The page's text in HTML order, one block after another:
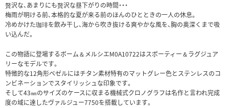
贅沢な、あまりにも贅沢な昼下がりの時間・・・
梅雨が明ける前、本格的な夏が来る前のほんのひとときの一人の休息。
冷めかけた珈琲を飲み干し、海から吹き抜ける爽やかな風を、胸の奥深くまで吸
い込んだ。
この物語に登場するボーム＆メルシエM0A10722はスポーティー＆ラグジュア
リーなモデルです。
特徴的な12角形ベゼルにはチタン素材特有のマットグレー色とステンレスのコ
ンビネーションでスタイリッシュな印象です。
そして43㎜のサイズのケースに収まる機械式クロノグラフは名作と言われ完成
度の域に達したヴァルジュー7750を搭載しています。